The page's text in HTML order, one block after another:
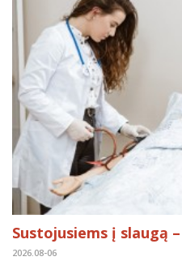
Sustojusiems į slaugą
2026.08-06